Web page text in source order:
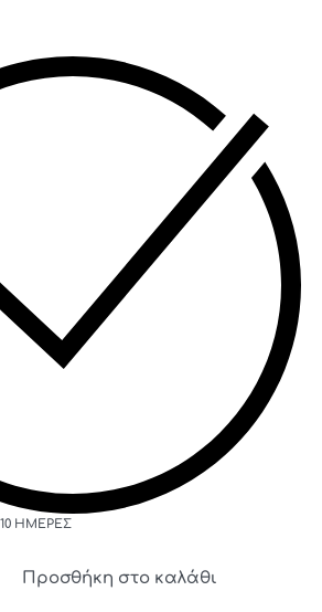
ΗΜΈΡΕΣ
Προσθήκη στο καλάθι